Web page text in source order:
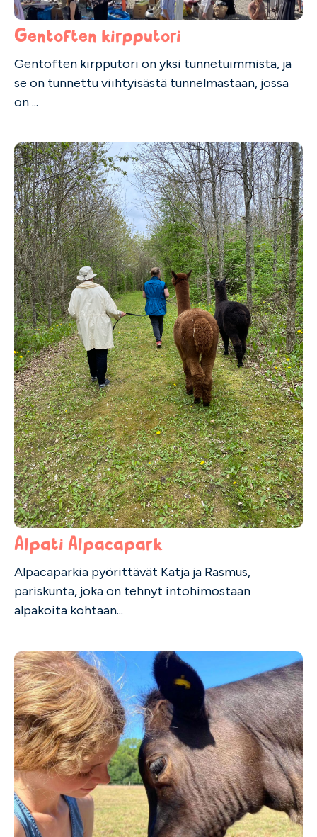
Gentoften kirpputori
Gentoften kirpputori on yksi tunnetuimmista, ja
se on tunnettu viihtyisästä tunnelmastaan, jossa
on ...
Alpati Alpacapark
Alpacaparkia pyörittävät Katja ja Rasmus,
pariskunta, joka on tehnyt intohimostaan
alpakoita kohtaan...